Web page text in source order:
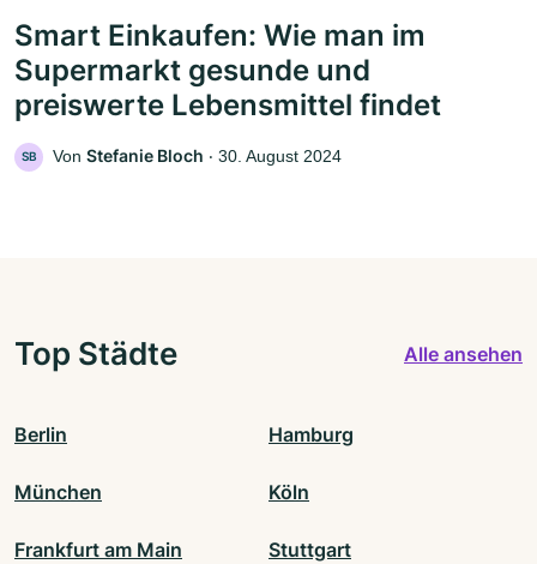
Smart Einkaufen: Wie man im
Supermarkt gesunde und
preiswerte Lebensmittel findet
SB Von Stefanie Bloch ‧ 30. August 2024
Top Städte Alle ansehen
Berlin Hamburg
München Köln
Frankfurt am Main Stuttgart